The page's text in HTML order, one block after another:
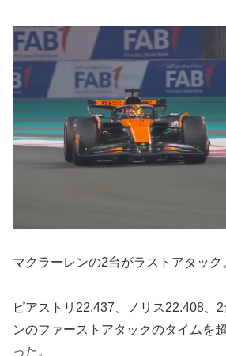
マクラーレンの2台がラストアタック
ピアストリ22.437、ノリス22.408、
ンのファーストアタックのタイムを
った。